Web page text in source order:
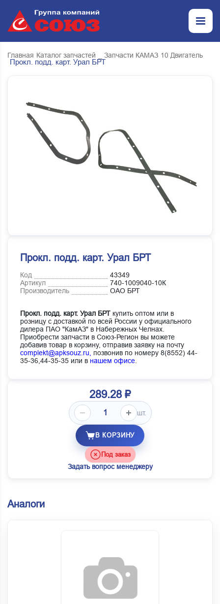
Главная Каталог запчастей _ Запчасти КАМАЗ 10 Двигатель
Прокл. подд. карт. Урал БРТ
Прокл. подд. карт. Урал БРТ
Код
43349
Артикул
740-1009040-10К
Производитель
ОАО БРТ
Прокл. подд. карт. Урал БРТ купить оптом или в
розницу с доставкой по всей России у официального
дилера ПАО "КамАЗ" в Набережных Челнах.
Приобрести запчасти в Союз-Регион вы можете
добавив товар в корзину, отправив заявку на почту
complekt@apksouz.ru,
позвонив по номеру 8(8552) 44-
35-36,44-35-35 или в нашем офисе
289.28 ₽
шт.
В КОРЗИНУ
Под заказ
Задать вопрос менеджеру
Аналоги